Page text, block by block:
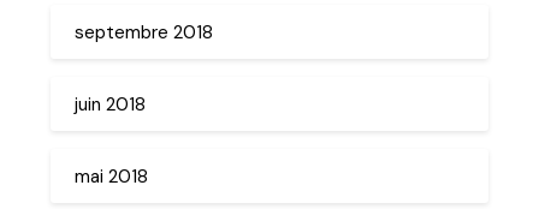
septembre 2018
juin 2018
mai 2018